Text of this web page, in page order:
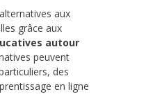
aux
grâce aux
autour
peuvent
des
en ligne